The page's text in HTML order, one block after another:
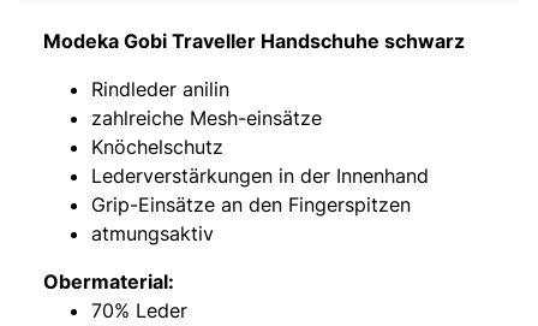
Modeka Gobi Traveller Handschuhe schwarz
Rindleder anilin
zahlreiche Mesh-einsätze
Knöchelschutz
Lederverstärkungen in der Innenhand
Grip-Einsätze an den Fingerspitzen
atmungsaktiv
Obermaterial:
70% Leder